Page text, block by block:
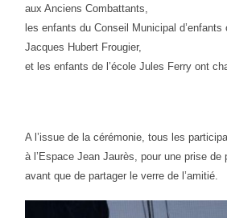
aux Anciens Combattants,
les enfants du Conseil Municipal
Jacques Hubert Frougier,
et les enfants de l’école Jules Ferry ont
A l’issue de la cérémonie, tous les
à l’Espace Jean Jaurès, pour une prise de
avant que de partager le verre de l’amitié.